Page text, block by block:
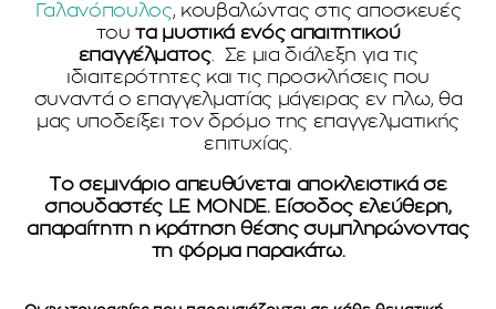
Γαλανόπουλος, κουβαλώντας στις αποσκευές
τουτα μυστικά ενός απαιτητικού
επαγγέλματος. Σε μια διάλεξη για τις
ιδιαιτερότητες και τις προσκλήσεις που
συναντά ο επαγγελματίας μάγειρας εν πλω, θα
μας υποδείξει τον δρόμο της επαγγελματικής
επιτυχίας.
Το σεμινάριο απευθύνεται αποκλειστικά σε
σπουδαστές LE MONDE. Είσοδος ελεύθερη,
απαραίτητη η κράτηση θέσης συμπληρώνοντας
τη φόρμα παρακάτω.